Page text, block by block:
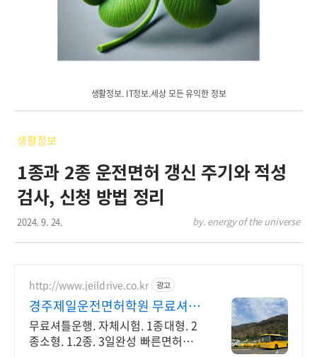
생활정보. IT정보.세상 모든 유익한 정보
생활정보
1종과 2종 운전면허 갱신 주기와 적성
검사, 신청 방법 정리
2024. 9. 24. by. energy of the universe
http://www.jeildrive.co.kr 광고
경주제일운전면허학원 무료셔
틀.1종대형.2종소형
무료셔틀운행. 자체시험. 1종대형. 2
종소형. 1.2종. 3일완성 빠른면허취